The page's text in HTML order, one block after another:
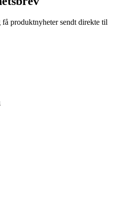
produktnyheter sendt direkte til